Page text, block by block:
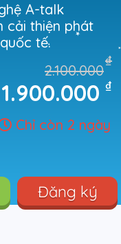
A-talk
cải thiện phát
tế.
2.100.000
₫
1.900.000 ₫
Chỉ còn 2 ngày
Đăng ký